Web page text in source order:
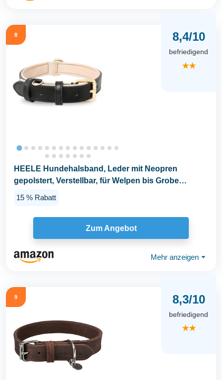
8 8,4/10
befriedigend
★★
HEELE Hundehalsband, Leder mit Neopren
gepolstert, Verstellbar, für Welpen bis Grobe
15 % Rabatt
Zum Angebot
Mehr anzeigen ⏷
9 8,3/10
befriedigend
★★